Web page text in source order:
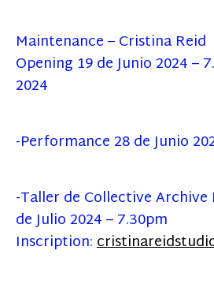
Maintenance – Cristina Reid
Opening 19 de Junio 2024 –
2024
-Performance 28 de Junio
-Taller de Collective
de Julio 2024 – 7.30pm
Inscription: